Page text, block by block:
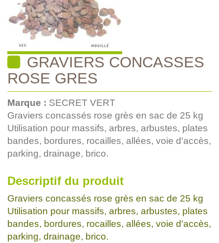
GRAVIERS CONCASSES
ROSE GRES
Marque : SECRET VERT
Graviers concassés rose grès en sac de 25 kg
Utilisation pour massifs, arbres, arbustes, plates
bandes, bordures, rocailles, allées, voie d'accès,
parking, drainage, brico.
Descriptif du produit
Graviers concassés rose grès en sac de 25 kg
Utilisation pour massifs, arbres, arbustes, plates
bandes, bordures, rocailles, allées, voie d'accès,
parking, drainage, brico.